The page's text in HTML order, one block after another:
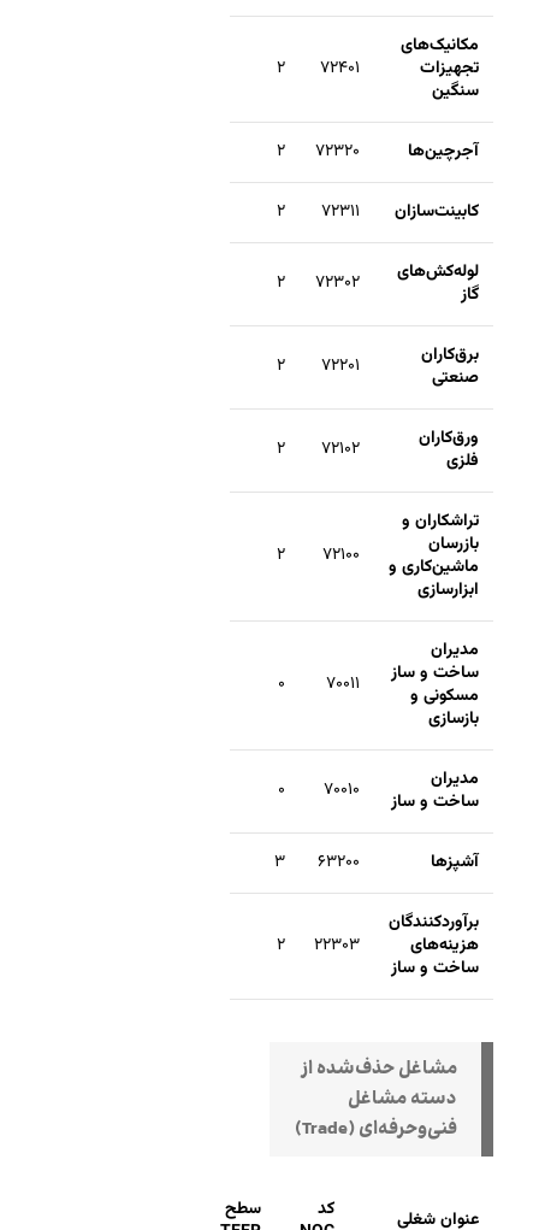
مکانیک‌های
تجهیزات
سنگین
۷۲۴۰۱ ۲
آجرچین‌ها ۷۲۳۲۰ ۲
کابینت‌سازان ۷۲۳۱۱ ۲
لوله‌کش‌های
گاز
۷۲۳۰۲ ۲
برق‌کاران
صنعتی
۷۲۲۰۱ ۲
ورق‌کاران
فلزی
۷۲۱۰۲ ۲
تراشکاران و
بازرسان
ماشین‌کاری و
ابزارسازی
۷۲۱۰۰ ۲
مدیران
ساخت و ساز
مسکونی و
بازسازی
۷۰۰۱۱ ۰
مدیران
ساخت و ساز
۷۰۰۱۰ ۰
آشپزها ۶۳۲۰۰ ۳
برآوردکنندگان
هزینه‌های
ساخت و ساز
۲۲۳۰۳ ۲
مشاغل حذف‌شده از
دسته مشاغل
فنی‌وحرفه‌ای (Trade)
عنوان شغلی
کد
سطح